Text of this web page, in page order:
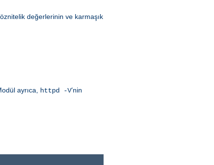
değerlerinin ve karmaşık
ayrıca, httpd -V’nin